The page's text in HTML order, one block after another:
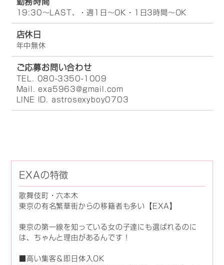
勤務時間
19:30～LAST、・週1日～OK・1日3時間～OK
店休日
年中無休
ご応募お問い合わせ
TEL. 080-3350-1009
Mail. exa5963@gmail.com
LINE ID. astrosexyboy0703
EXAの特徴
歌舞伎町・六本木
東京の有名繁華街からの移籍者も多い【EXA】
東京の第一線を知っている女の子達にも選ばれるのに
は、ちゃんと理由があるんです！
■高い集客＆即日体入OK